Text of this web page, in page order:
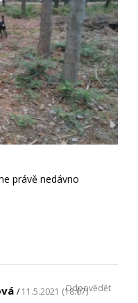
právě nedávno
11.5.2021 (18:07)Odpovědět